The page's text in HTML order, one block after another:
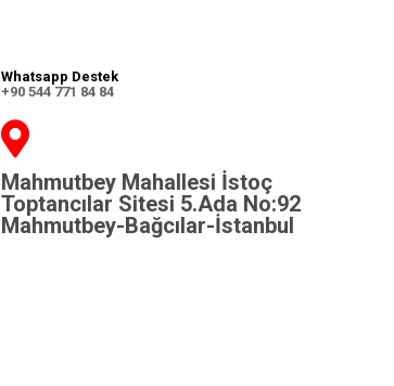
Whatsapp Destek
+90 544 771 84 84
Mahmutbey Mahallesi İstoç
Toptancılar Sitesi 5.Ada No:92
Mahmutbey-Bağcılar-İstanbul